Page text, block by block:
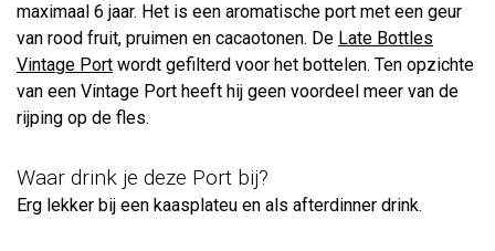
maximaal 6 jaar. Het is een aromatische port met een geur
van rood fruit, pruimen en cacaotonen. De Late Bottles
Vintage Port wordt gefilterd voor het bottelen. Ten opzichte
van een Vintage Port heeft hij geen voordeel meer van de
rijping op de fles.
Waar drink je deze Port bij?
Erg lekker bij een kaasplateu en als afterdinner drink.